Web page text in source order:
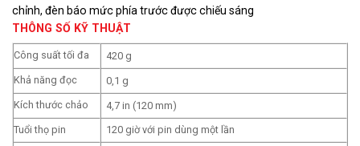
chỉnh, đèn báo mức phía trước được chiếu sáng
THÔNG SỐ KỸ THUẬT
Công suất tối đa 420 g
Khả năng đọc 0,1 g
Kích thước chảo 4,7 in (120 mm)
Tuổi thọ pin 120 giờ với pin dùng một lần